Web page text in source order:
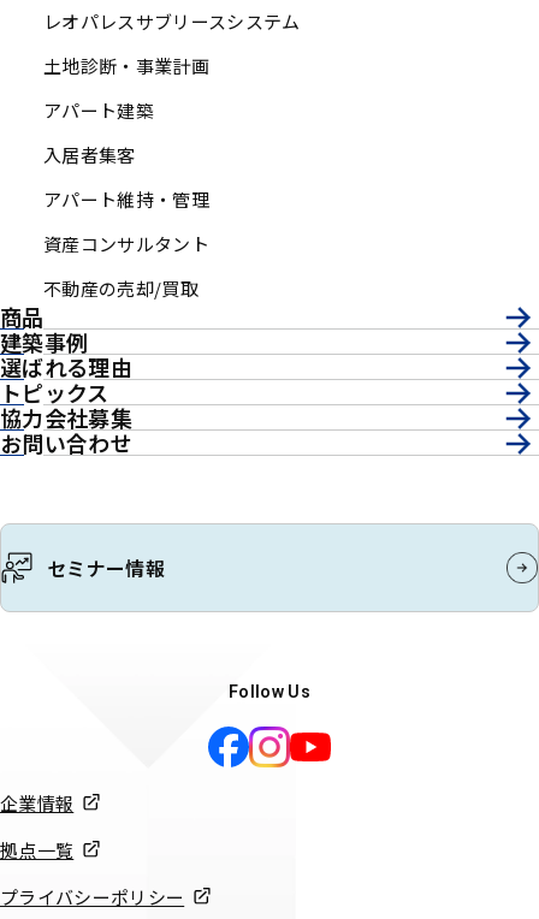
レオパレスサブリースシステム
土地診断・事業計画
アパート建築
入居者集客
アパート維持・管理
資産コンサルタント
不動産の売却/買取
商品
建築事例
選ばれる理由
トピックス
協力会社募集
お問い合わせ
セミナー情報
Follow Us
企業情報
拠点一覧
プライバシーポリシー